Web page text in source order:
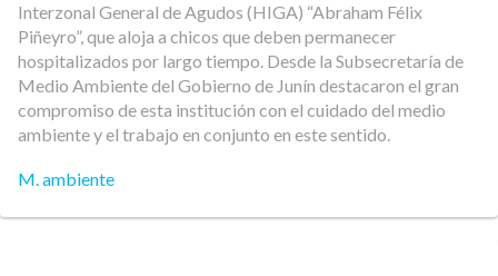
Interzonal General de Agudos (HIGA) “Abraham Félix
Piñeyro”, que aloja a chicos que deben permanecer
hospitalizados por largo tiempo. Desde la Subsecretaría de
Medio Ambiente del Gobierno de Junín destacaron el gran
compromiso de esta institución con el cuidado del medio
ambiente y el trabajo en conjunto en este sentido.
M. ambiente